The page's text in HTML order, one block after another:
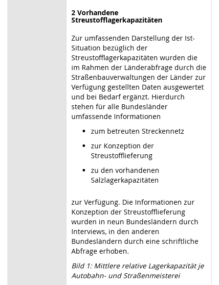
2 Vorhandene
Streustofflagerkapazitäten
Zur umfassenden Darstellung der Ist-
Situation bezüglich der
Streustofflagerkapazitäten wurden die
im Rahmen der Länderabfrage durch die
Straßenbauverwaltungen der Länder zur
Verfügung gestellten Daten ausgewertet
und bei Bedarf ergänzt. Hierdurch
stehen für alle Bundesländer
umfassende Informationen
zum betreuten Streckennetz
zur Konzeption der
Streustofflieferung
zu den vorhandenen
Salzlagerkapazitäten
zur Verfügung. Die Informationen zur
Konzeption der Streustofflieferung
wurden in neun Bundesländern durch
Interviews, in den anderen
Bundesländern durch eine schriftliche
Abfrage erhoben.
Bild 1: Mittlere relative Lagerkapazität je
Autobahn- und Straßenmeisterei